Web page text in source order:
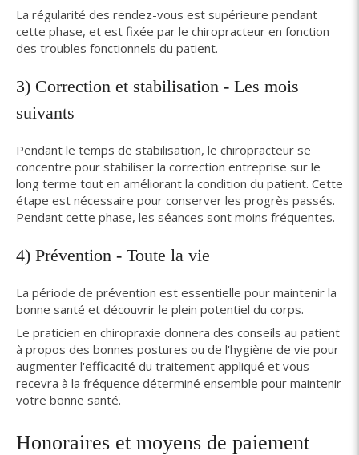
La régularité des rendez-vous est supérieure pendant
cette phase, et est fixée par le chiropracteur en fonction
des troubles fonctionnels du patient.
3) Correction et stabilisation - Les mois
suivants
Pendant le temps de stabilisation, le chiropracteur se
concentre pour stabiliser la correction entreprise sur le
long terme tout en améliorant la condition du patient. Cette
étape est nécessaire pour conserver les progrès passés.
Pendant cette phase, les séances sont moins fréquentes.
4) Prévention - Toute la vie
La période de prévention est essentielle pour maintenir la
bonne santé et découvrir le plein potentiel du corps.
Le praticien en chiropraxie donnera des conseils au patient
à propos des bonnes postures ou de l'hygiène de vie pour
augmenter l'efficacité du traitement appliqué et vous
recevra à la fréquence déterminé ensemble pour maintenir
votre bonne santé.
Honoraires et moyens de paiement